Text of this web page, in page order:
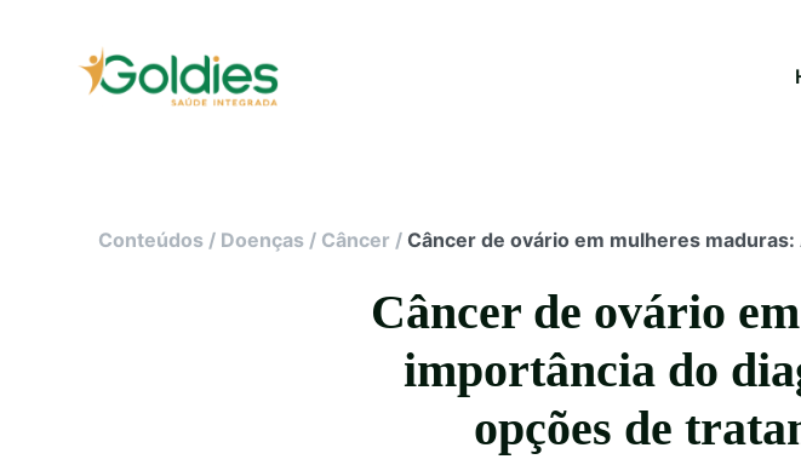
Conteúdos/ Doenças/ Câncer / Câncer de ovário em mulheres
Câncer de ovário
importância do
opções de